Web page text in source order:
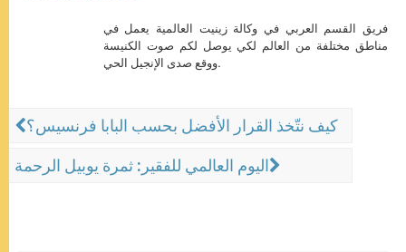
فريق القسم العربي في وكالة زينيت العالمية يعمل في
مناطق مختلفة من العالم لكي يوصل لكم صوت الكنيسة
ووقع صدى الإنجيل الحي.
كيف نتّخذ القرار الأفضل بحسب البابا فرنسيس؟
اليوم العالمي للفقير: ثمرة يوبيل الرحمة